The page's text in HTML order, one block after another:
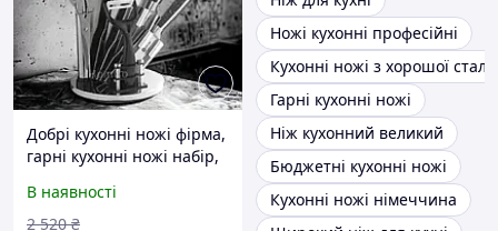
Добрі кухонні ножі фірма,
гарні кухонні ножі набір,
Ножі універсальні
кухонні, DAG
В наявності
2 520 ₴
Ножі кухонні професійні
Кухонні ножі з хорошої сталі
Гарні кухонні ножі
Ніж кухонний великий
Бюджетні кухонні ножі
Кухонні ножі німеччина